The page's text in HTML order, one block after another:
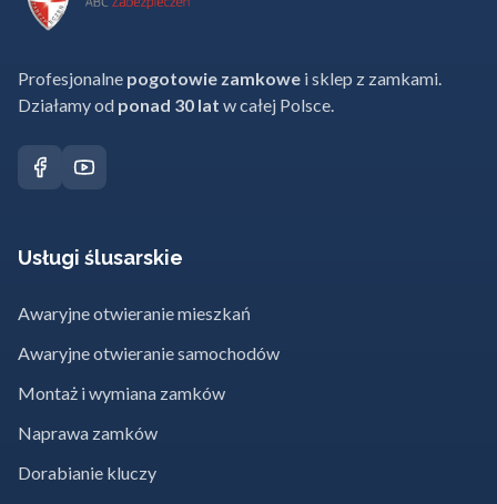
Profesjonalne pogotowie zamkowe i sklep z zamkami.
Działamy od ponad 30 lat w całej Polsce.
Usługi ślusarskie
Awaryjne otwieranie mieszkań
Awaryjne otwieranie samochodów
Montaż i wymiana zamków
Naprawa zamków
Dorabianie kluczy